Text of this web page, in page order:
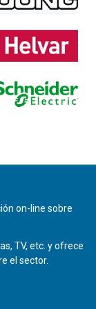
on-line sobre
TV, etc. y ofrece
el sector.